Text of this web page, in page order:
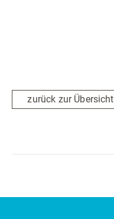
zurück zur Übersicht